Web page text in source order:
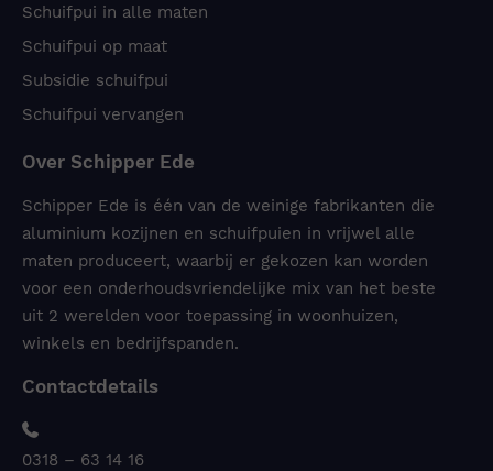
Schuifpui in alle maten
Schuifpui op maat
Subsidie schuifpui
Schuifpui vervangen
Over Schipper Ede
Schipper Ede is één van de weinige fabrikanten die
aluminium kozijnen en schuifpuien in vrijwel alle
maten produceert, waarbij er gekozen kan worden
voor een onderhoudsvriendelijke mix van het beste
uit 2 werelden voor toepassing in woonhuizen,
winkels en bedrijfspanden.
Contactdetails
0318 – 63 14 16